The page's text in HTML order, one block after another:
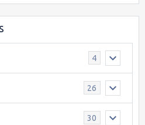
4
26
30